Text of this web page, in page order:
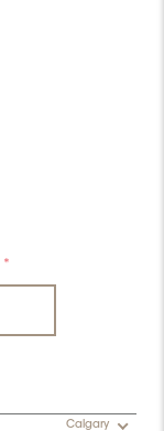
*
Calgary